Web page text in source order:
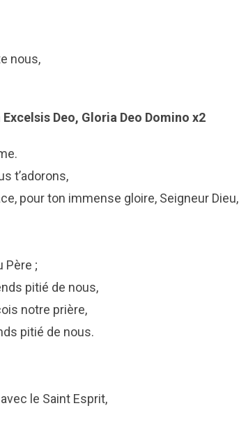
nous,
Deo, Gloria Deo Domino x2
t’adorons,
pour ton immense gloire, Seigneur Dieu,
Père ;
pitié de nous,
notre prière,
pitié de nous.
le Saint Esprit,